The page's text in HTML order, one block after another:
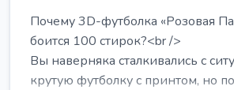
Почему 3D-футболка «Розовая
боится 100 стирок?<br />
Вы наверняка сталкивались с
крутую футболку с принтом, но